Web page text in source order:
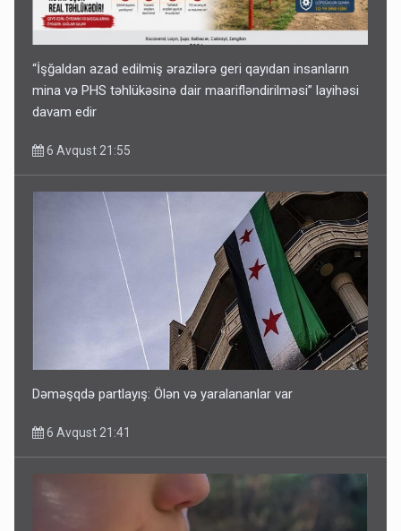
“İşğaldan azad edilmiş ərazilərə geri qayıdan insanların
mina və PHS təhlükəsinə dair maarifləndirilməsi” layihəsi
davam edir
6 Avqust 21:55
Dəməşqdə partlayış: Ölən və yaralananlar var
6 Avqust 21:41